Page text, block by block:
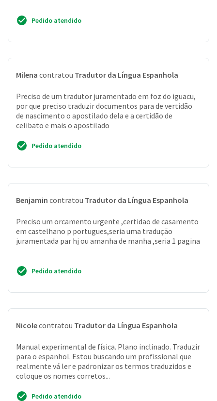
Pedido atendido
Milena contratou Tradutor da Língua Espanhola
Preciso de um tradutor juramentado em foz do iguacu,
por que preciso traduzir documentos para de vertidão
de nascimento o apostilado dela e a certidão de
celibato e mais o apostilado
Pedido atendido
Benjamin contratou Tradutor da Língua Espanhola
Preciso um orcamento urgente ,certidao de casamento
em castelhano p portugues,seria uma tradução
juramentada par hj ou amanha de manha ,seria 1 pagina
Pedido atendido
Nicolecontratou Tradutor da Língua Espanhola
Manual experimental de física. Plano inclinado. Traduzir
para o espanhol. Estou buscando um profissional que
realmente vá ler e padronizar os termos traduzidos e
coloque os nomes corretos...
Pedido atendido